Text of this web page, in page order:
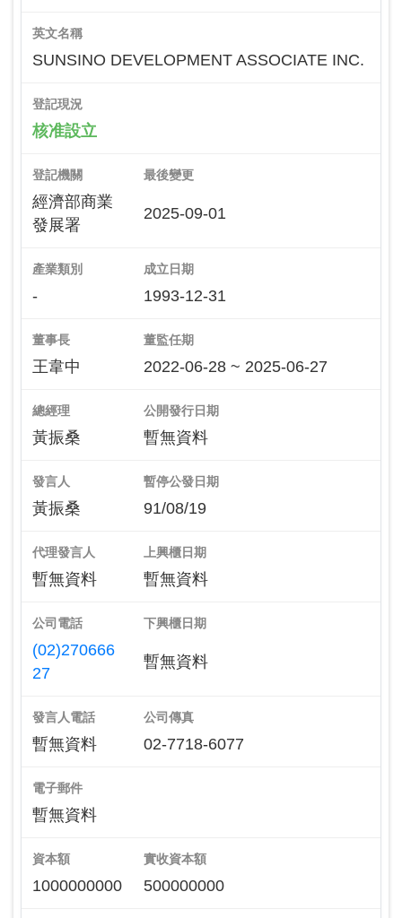
英文名稱
SUNSINO DEVELOPMENT ASSOCIATE INC.
登記現況
核准設立
登記機關
經濟部商業
發展署
最後變更
2025-09-01
產業類別
-
成立日期
1993-12-31
董事長
王韋中
董監任期
2022-06-28 ~ 2025-06-27
總經理
黃振桑
公開發行日期
暫無資料
發言人
黃振桑
暫停公發日期
91/08/19
代理發言人
暫無資料
上興櫃日期
暫無資料
公司電話
(02)270666
27
下興櫃日期
暫無資料
發言人電話
暫無資料
公司傳真
02-7718-6077
電子郵件
暫無資料
資本額
1000000000
實收資本額
500000000